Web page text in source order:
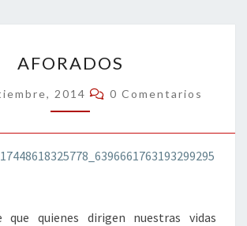
AFORADOS
2014 Comentarios
0 Comentarios
que quienes dirigen nuestras vidas